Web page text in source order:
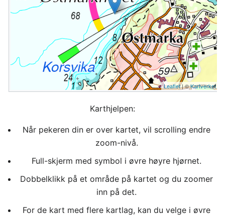
Leaflet| ©Kartverket
Karthjelpen:
Når pekeren din er over kartet, vil scrolling endre
zoom-nivå.
Full-skjerm med symbol i øvre høyre hjørnet.
Dobbelklikk på et område på kartet og du zoomer
inn på det.
For de kart med flere kartlag, kan du velge i øvre